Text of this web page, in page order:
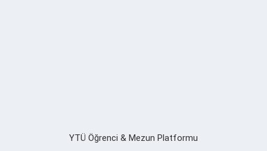
YTÜ Öğrenci & Mezun Platformu